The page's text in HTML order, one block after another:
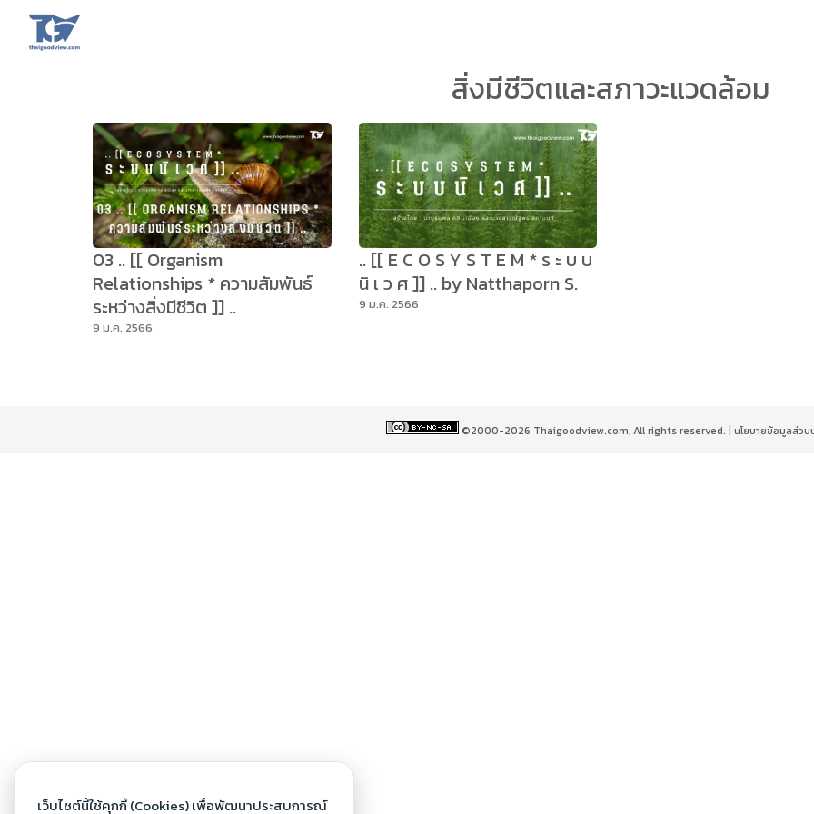
content
สิ่งมีชีวิตและสภาวะแวดล้อม
03 .. [[ Organism
Relationships * ความสัมพันธ์
ระหว่างสิ่งมีชีวิต ]] ..
9 ม.ค. 2566
.. [[ E C O S Y S T E M * ร ะ บ บ
นิ เ ว ศ ]] .. by Natthaporn S.
9 ม.ค. 2566
©2000-2026 Thaigoodview.com, All rights reserved. | นโยบายข้อมูลส่ว
เว็บไซต์นี้ใช้คุกกี้ (Cookies) เพื่อพัฒนาประสบการณ์